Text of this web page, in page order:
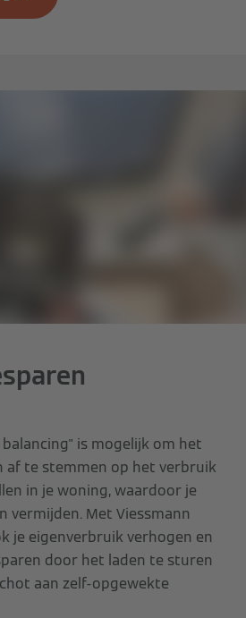
is mogelijk om het
af te stemmen op het verbruik
in je woning, waardoor je
vermijden. Met Viessmann
je eigenverbruik verhogen en
door het laden te sturen
aan zelf-opgewekte